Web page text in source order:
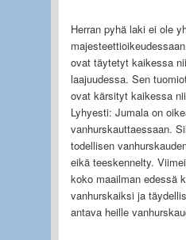
Herran pyhä laki ei ole
ovat täytetyt kaikessa
laajuudessa. Sen
ovat kärsityt kaikessa
Lyhyesti: Jumala on
vanhurskauttaessaan.
todellisen
eikä teeskennelty.
koko maailman edessä
vanhurskaiksi ja
antava heille